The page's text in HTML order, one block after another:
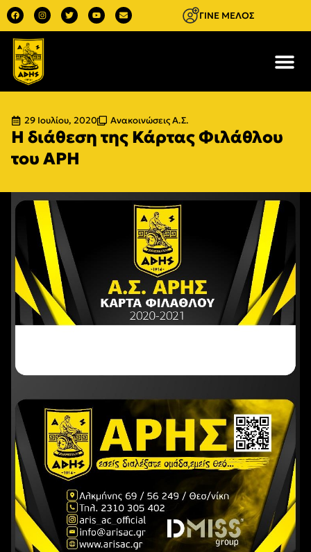
ΓΙΝΕ ΜΕΛΟΣ
29 Ιουλίου, 2020 Ανακοινώσεις Α.Σ.
Η διάθεση της Κάρτας Φιλάθλου
του ΑΡΗ